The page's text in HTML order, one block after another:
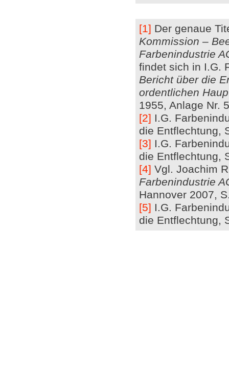
[1] Der genaue
Kommission –
Farbenindustrie
findet sich in I.G.
Bericht über die
ordentlichen
1955, Anlage Nr.
[2] I.G.
die Entflechtung,
[3] I.G.
die Entflechtung,
[4] Vgl. Joachim
Farbenindustrie
Hannover 2007,
[5] I.G.
die Entflechtung,